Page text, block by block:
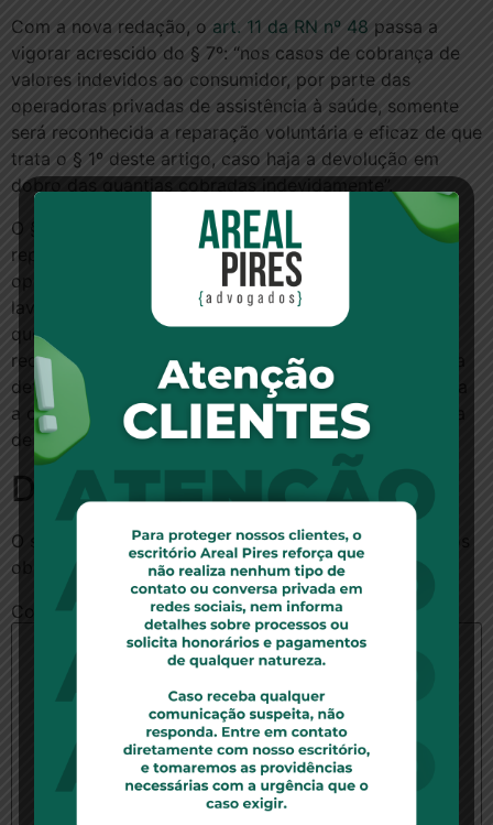
Com a nova redação, o art. 11 da RN nº 48 passa a
vigorar acrescido do § 7º: “nos casos de cobrança de
valores indevidos ao consumidor, por parte das
operadoras privadas de assistência à saúde, somente
será reconhecida a reparação voluntária e eficaz de que
trata o § 1º deste artigo, caso haja a devolução em
dobro das quantias cobradas indevidamente”.
O § 1º referido na alteração define que é considerada
reparação voluntária e eficaz a ação realizada pela
operadora, que seja comprovada, em data anterior à
lavratura do auto de infração ou de representação e
que resulte no cumprimento útil da obrigação. O
reconhecimento da incidência da reparação voluntária
determina o arquivamento de demanda dirigida contra
a operadora. A nova RN já está em vigor desde a data
de sua publicação.
Deixe um comentário
O seu endereço de e-mail não será publicado.
obrigatórios são marcados com*
Comentário